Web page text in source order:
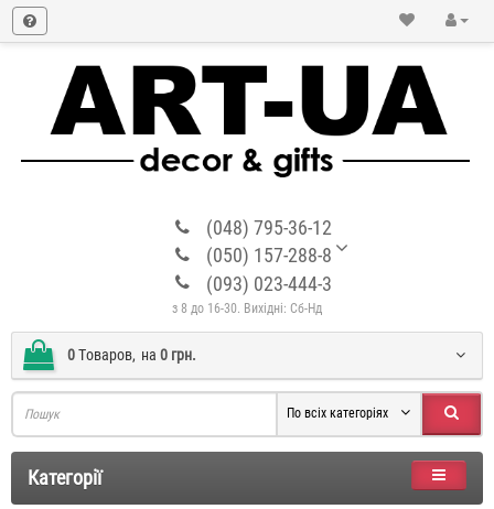
(048) 795-36-12
(050) 157-288-8
(093) 023-444-3
з 8 до 16-30. Вихідні: Сб-Нд
0Tоваров, на 0 грн.
По всіх категоріях
Категорії